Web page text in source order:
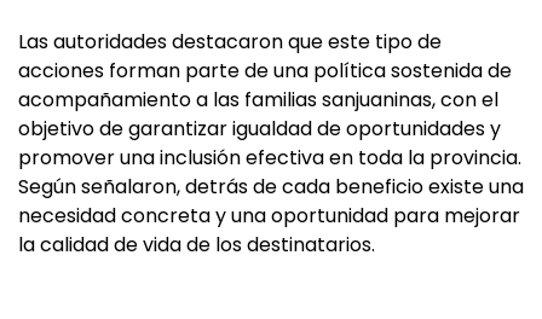
Las autoridades destacaron que este tipo de
acciones forman parte de una política sostenida de
acompañamiento a las familias sanjuaninas, con el
objetivo de garantizar igualdad de oportunidades y
promover una inclusión efectiva en toda la provincia.
Según señalaron, detrás de cada beneficio existe una
necesidad concreta y una oportunidad para mejorar
la calidad de vida de los destinatarios.